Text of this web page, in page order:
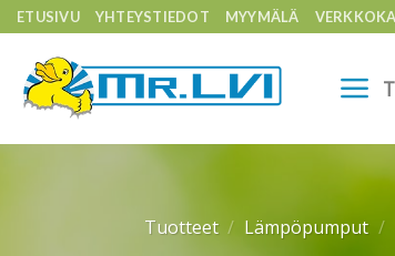
Skip
to
content
ETUSIVU YHTEYSTIEDOT MYYMÄLÄ
Tuotteet / Lämpöpumput /